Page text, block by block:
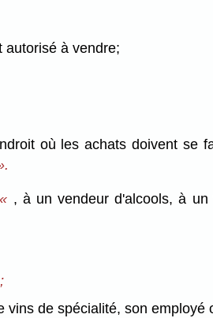
autorisé à vendre;
où les achats doivent se
, à un vendeur d'alcools, à
vins de spécialité, son